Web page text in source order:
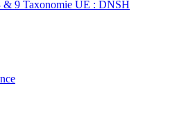
& 9 Taxonomie UE : DNSH